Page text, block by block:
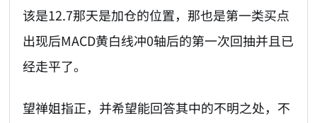
该是12.7那天是加仓的位置，那也是第一类买点
出现后MACD黄白线冲0轴后的第一次回抽并且已
经走平了。
望禅姐指正，并希望能回答其中的不明之处，不